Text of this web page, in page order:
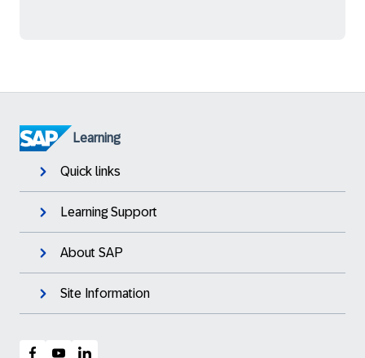
Learning
Quick links
Learning Support
About SAP
Site Information